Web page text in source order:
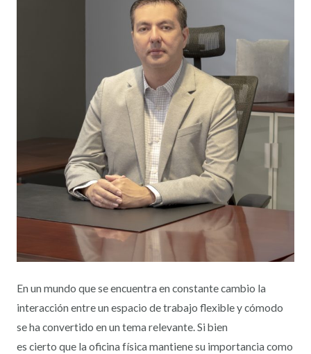
En un mundo que se encuentra en constante cambio la
interacción entre un espacio de trabajo flexible y cómodo
se ha convertido en un tema relevante. Si bien
es cierto que la oficina física mantiene su importancia como